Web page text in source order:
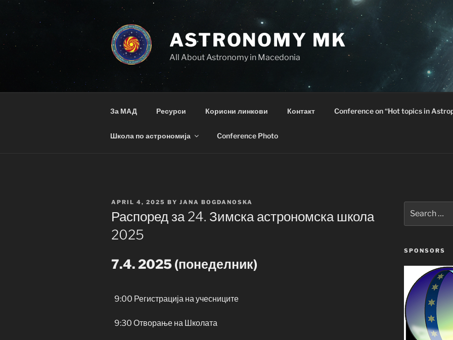
Skip
content
ASTRONOMY MK
All About Astronomy in Macedonia
За МАД Ресурси Корисни линкови Контакт Conference on “Hot topics in
Школа по астрономија Conference Photo
POSTED
APRIL 4, 2025 BY JANA BOGDANOSKA
Распоред за 24. Зимска астрономска школа
2025
7.4. 2025 (понеделник)
9:00 Регистрација на учесниците
9:30 Отворање на Школата
for:
SPONSORS